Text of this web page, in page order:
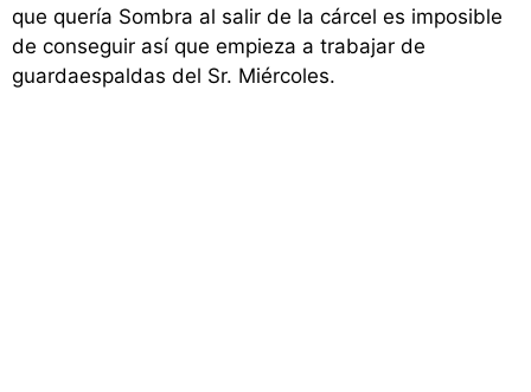
que quería Sombra al salir de la cárcel es imposible
de conseguir así que empieza a trabajar de
guardaespaldas del Sr. Miércoles.